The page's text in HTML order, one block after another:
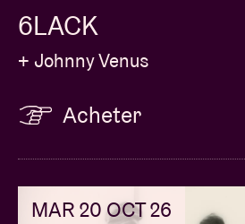
6LACK
+ Johnny Venus
Acheter
MAR 20 OCT 26